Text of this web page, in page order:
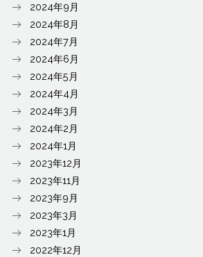
2024年9月
2024年8月
2024年7月
2024年6月
2024年5月
2024年4月
2024年3月
2024年2月
2024年1月
2023年12月
2023年11月
2023年9月
2023年3月
2023年1月
2022年12月